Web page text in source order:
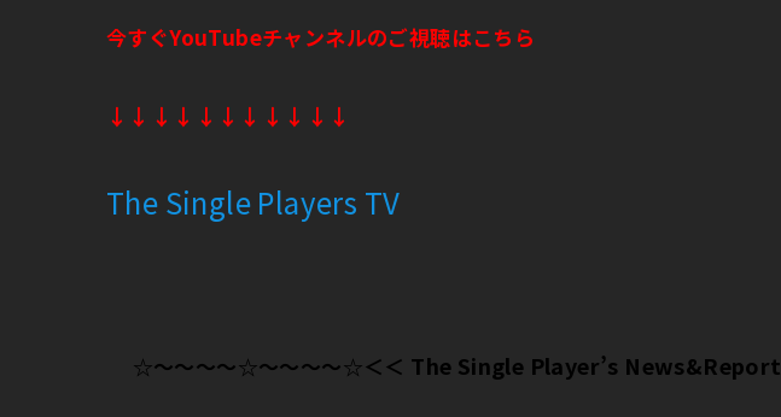
今すぐYouTubeチャンネルのご視聴はこちら
↓↓↓↓↓↓↓↓↓↓↓
The Single Players TV
☆～～～～☆～～～～☆＜＜ The Single Player’s News&Report